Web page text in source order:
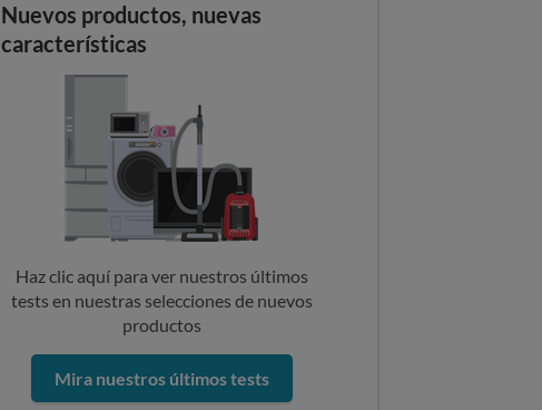
Nuevos productos, nuevas
características
Haz clic aquí para ver nuestros últimos
tests en nuestras selecciones de nuevos
productos
Mira nuestros últimos tests